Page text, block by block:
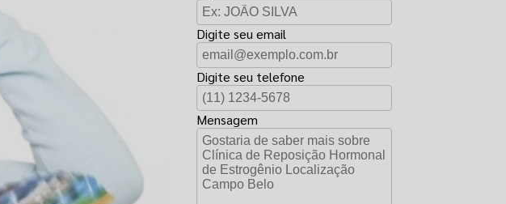
Digite seu email
Digite seu telefone
Mensagem